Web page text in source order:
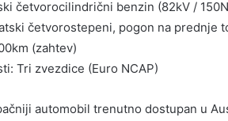
četvorocilindrični benzin (82kV /
četvorostepeni, pogon na prednje
(zahtev)
Tri zvezdice (Euro NCAP)
automobil trenutno dostupan u